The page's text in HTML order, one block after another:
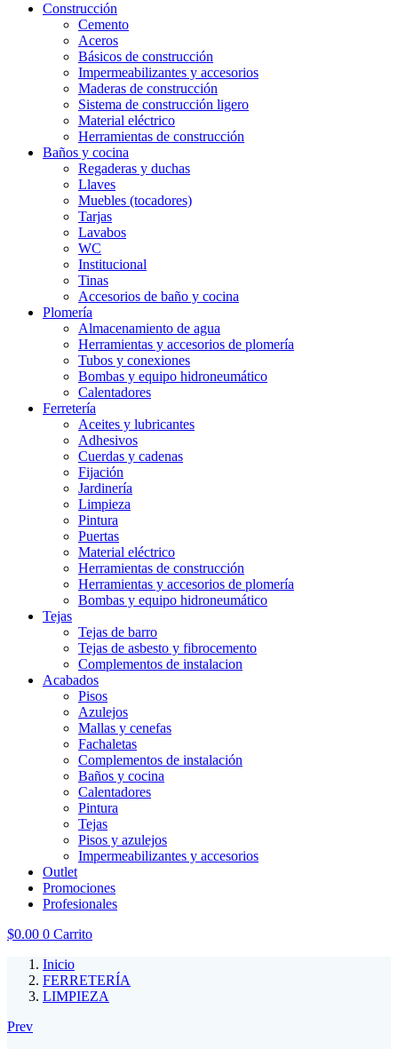
Construcción
Cemento
Aceros
Básicos de construcción
Impermeabilizantes y accesorios
Maderas de construcción
Sistema de construcción ligero
Material eléctrico
Herramientas de construcción
Baños y cocina
Regaderas y duchas
Llaves
Muebles (tocadores)
Tarjas
Lavabos
WC
Institucional
Tinas
Accesorios de baño y cocina
Plomería
Almacenamiento de agua
Herramientas y accesorios de plomería
Tubos y conexiones
Bombas y equipo hidroneumático
Calentadores
Ferretería
Aceites y lubricantes
Adhesivos
Cuerdas y cadenas
Fijación
Jardinería
Limpieza
Pintura
Puertas
Material eléctrico
Herramientas de construcción
Herramientas y accesorios de plomería
Bombas y equipo hidroneumático
Tejas
Tejas de barro
Tejas de asbesto y fibrocemento
Complementos de instalacion
Acabados
Pisos
Azulejos
Mallas y cenefas
Fachaletas
Complementos de instalación
Baños y cocina
Calentadores
Pintura
Tejas
Pisos y azulejos
Impermeabilizantes y accesorios
Outlet
Promociones
Profesionales
$0.00 0 Carrito
Inicio
FERRETERÍA
LIMPIEZA
Prev